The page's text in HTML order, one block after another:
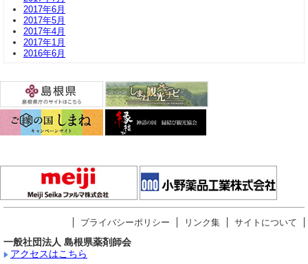
2017年6月
2017年5月
2017年4月
2017年1月
2016年6月
プライバシーポリシー リンク集 サイトについて
一般社団法人 島根県薬剤師会
アクセスはこちら